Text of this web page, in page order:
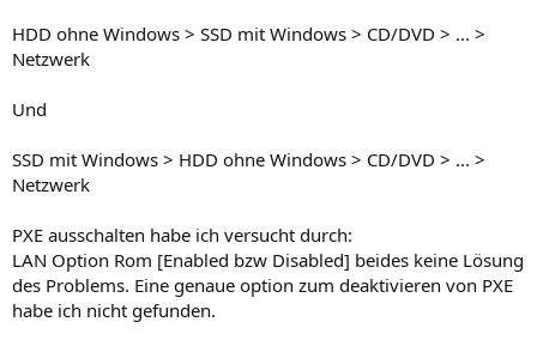
HDD ohne Windows > SSD mit Windows > CD/DVD > ... >
Netzwerk
Und
SSD mit Windows > HDD ohne Windows > CD/DVD > ... >
Netzwerk
PXE ausschalten habe ich versucht durch:
LAN Option Rom [Enabled bzw Disabled] beides keine Lösung
des Problems. Eine genaue option zum deaktivieren von PXE
habe ich nicht gefunden.